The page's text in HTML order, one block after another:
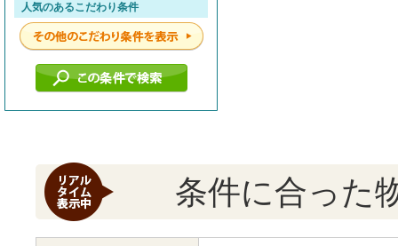
人気のあるこだわり条件
条件に合った